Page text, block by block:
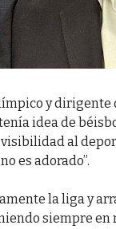
y
idea de
al
es adorado”.
la liga y
siempre en